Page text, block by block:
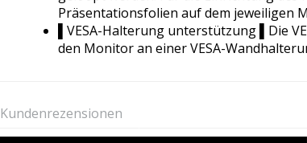
Präsentationsfolien auf dem jeweiligen
▌VESA-Halterung unterstützung ▌Die
den Monitor an einer VESA-
Kundenrezensionen